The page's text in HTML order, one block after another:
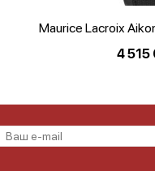
Maurice Lacroix
4 515